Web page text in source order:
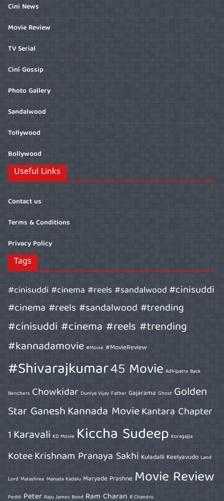
Cini News
Movie Review
TV Serial
Cini Gossip
Photo Gallery
Sandalwood
Tollywood
Bollywood
Useful Links
Contact us
Terms & Conditions
Privacy Policy
Tags
#cinisuddi #cinema #reels #sandalwood#cinisuddi
#cinema #reels #sandalwood #trending
#cinisuddi #cinema #reels #trending
#kannadamovie #Movie #MovieReview
#Shivarajkumar45 Movie Adhipatra Back
Benchers Chowkidar Duniya Vijay Father Gajarama Ghost Golden
Star GaneshKannada MovieKantara Chapter
1 Karavali KD Movie Kiccha Sudeep Koragajja
KoteeKrishnam Pranaya Sakhi Kuladalli Keelyavudo Land
Lord Malashree Manada Kadalu Maryade Prashne Movie Review
Peddi Peter Raju James Bond Ram Charan R Chandru